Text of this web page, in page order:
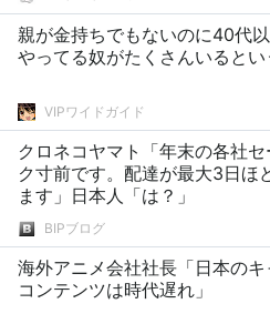
親が金持ちでもないのに40代
やってる奴がたくさんいるとい
VIPワイドガイド
クロネコヤマト「年末の各社
ク寸前です。配達が最大3日ほ
ます」日本人「は？」
BIPブログ
海外アニメ会社社長「日本の
コンテンツは時代遅れ」